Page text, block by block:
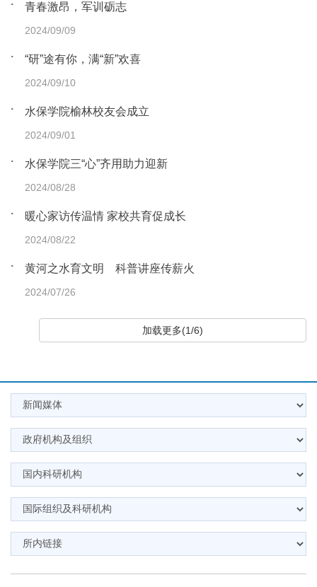
青春激昂，军训砺志
2024/09/09
“研”途有你，满“新”欢喜
2024/09/10
水保学院榆林校友会成立
2024/09/01
水保学院三“心”齐用助力迎新
2024/08/28
暖心家访传温情 家校共育促成长
2024/08/22
黄河之水育文明 科普讲座传薪火
2024/07/26
加载更多(1/6)